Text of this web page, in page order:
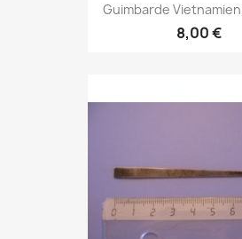
Guimbarde
8,00 €